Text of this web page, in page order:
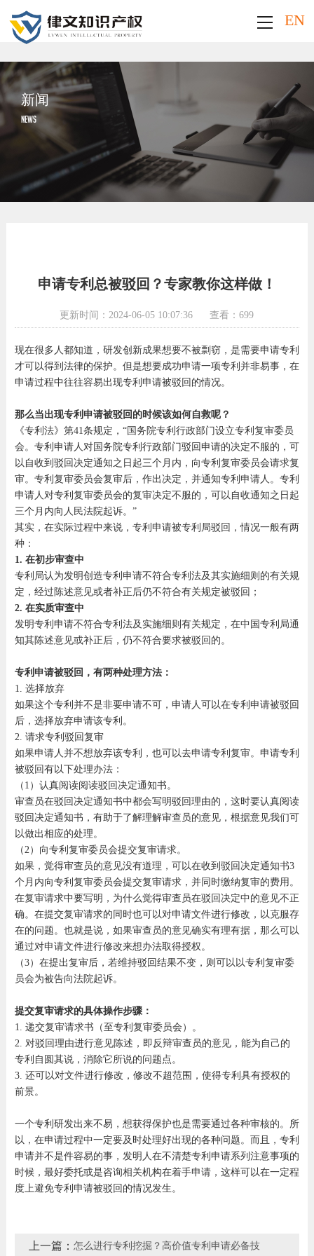
EN
新闻
NEWS
申请专利总被驳回？专家教你这样做！
更新时间：2024-06-05 10:07:36 查看：699
现在很多人都知道，研发创新成果想要不被剽窃，是需要申请专利
才可以得到法律的保护。但是想要成功申请一项专利并非易事，在
申请过程中往往容易出现专利申请被驳回的情况。
那么当出现专利申请被驳回的时候该如何自救呢？
《专利法》第41条规定，“国务院专利行政部门设立专利复审委员
会。专利申请人对国务院专利行政部门驳回申请的决定不服的，可
以自收到驳回决定通知之日起三个月内，向专利复审委员会请求复
审。专利复审委员会复审后，作出决定，并通知专利申请人。专利
申请人对专利复审委员会的复审决定不服的，可以自收通知之日起
三个月内向人民法院起诉。”
其实，在实际过程中来说，专利申请被专利局驳回，情况一般有两
种：
1. 在初步审查中
专利局认为发明创造专利申请不符合专利法及其实施细则的有关规
定，经过陈述意见或者补正后仍不符合有关规定被驳回；
2. 在实质审查中
发明专利申请不符合专利法及实施细则有关规定，在中国专利局通
知其陈述意见或补正后，仍不符合要求被驳回的。
专利申请被驳回，有两种处理方法：
1. 选择放弃
如果这个专利并不是非要申请不可，申请人可以在专利申请被驳回
后，选择放弃申请该专利。
2. 请求专利驳回复审
如果申请人并不想放弃该专利，也可以去申请专利复审。申请专利
被驳回有以下处理办法：
（1）认真阅读阅读驳回决定通知书。
审查员在驳回决定通知书中都会写明驳回理由的，这时要认真阅读
驳回决定通知书，有助于了解理解审查员的意见，根据意见我们可
以做出相应的处理。
（2）向专利复审委员会提交复审请求。
如果，觉得审查员的意见没有道理，可以在收到驳回决定通知书3
个月内向专利复审委员会提交复审请求，并同时缴纳复审的费用。
在复审请求中要写明，为什么觉得审查员在驳回决定中的意见不正
确。在提交复审请求的同时也可以对申请文件进行修改，以克服存
在的问题。也就是说，如果审查员的意见确实有理有据，那么可以
通过对申请文件进行修改来想办法取得授权。
（3）在提出复审后，若维持驳回结果不变，则可以以专利复审委
员会为被告向法院起诉。
提交复审请求的具体操作步骤：
1. 递交复审请求书（至专利复审委员会）。
2. 对驳回理由进行意见陈述，即反辩审查员的意见，能为自己的
专利自圆其说，消除它所说的问题点。
3. 还可以对文件进行修改，修改不超范围，使得专利具有授权的
前景。
一个专利研发出来不易，想获得保护也是需要通过各种审核的。所
以，在申请过程中一定要及时处理好出现的各种问题。而且，专利
申请并不是件容易的事，发明人在不清楚专利申请系列注意事项的
时候，最好委托或是咨询相关机构在着手申请，这样可以在一定程
度上避免专利申请被驳回的情况发生。
上一篇： 怎么进行专利挖掘？高价值专利申请必备技